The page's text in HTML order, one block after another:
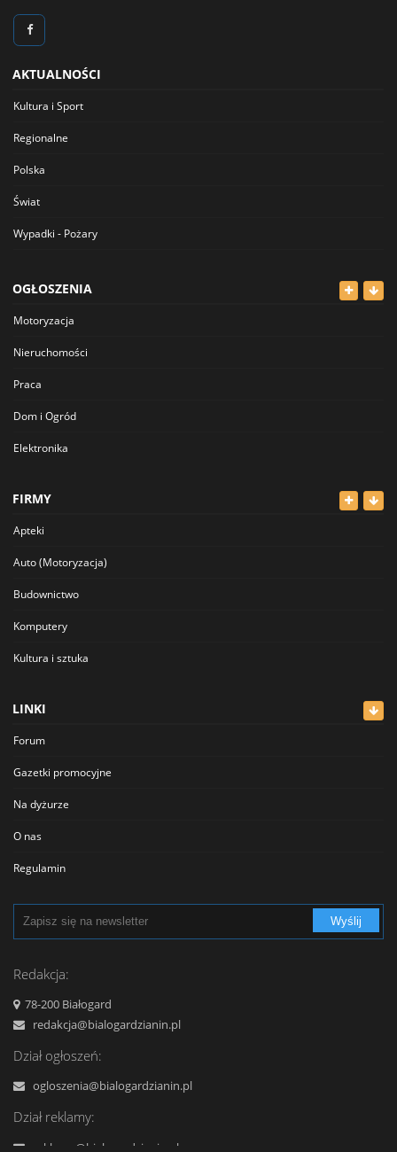
AKTUALNOŚCI
Kultura i Sport
Regionalne
Polska
Świat
Wypadki - Pożary
OGŁOSZENIA
Motoryzacja
Nieruchomości
Praca
Dom i Ogród
Elektronika
FIRMY
Apteki
Auto (Motoryzacja)
Budownictwo
Komputery
Kultura i sztuka
Turystyka - Wypoczynek
Usługi
Zabytki, Obiekty
LINKI
Forum
Gazetki promocyjne
Na dyżurze
O nas
Regulamin
Cennik
Wyślij
Redakcja:
78-200 Białogard
redakcja@bialogardzianin.pl
Dział ogłoszeń:
ogloszenia@bialogardzianin.pl
Dział reklamy:
reklama@bialogardzianin.pl